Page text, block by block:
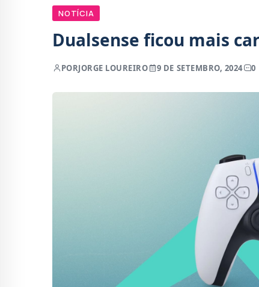
NOTÍCIA
Dualsense ficou mais
PORJORGE LOUREIRO 9 DE SETEMBRO, 2024 0